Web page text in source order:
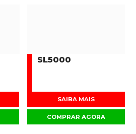
SL5000
SAIBA MAIS
COMPRAR AGORA